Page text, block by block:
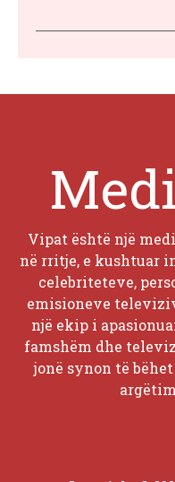
Vipat është një
në rritje, e kushtuar
celebriteteve,
emisioneve
një ekip i
famshëm dhe
jonë synon të